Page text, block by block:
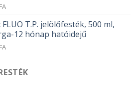
FLUO T.P. jelölőfesték, 500 ml,
12 hónap hatóidejű